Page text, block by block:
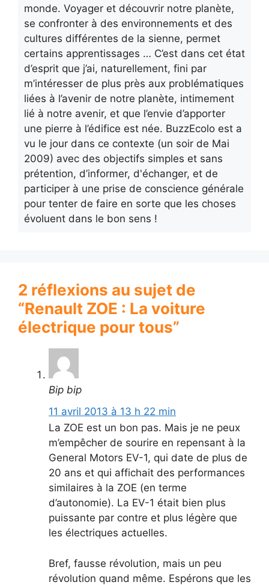
monde. Voyager et découvrir notre planète,
se confronter à des environnements et des
cultures différentes de la sienne, permet
certains apprentissages … C’est dans cet état
d’esprit que j’ai, naturellement, fini par
m’intéresser de plus près aux problématiques
liées à l’avenir de notre planète, intimement
lié à notre avenir, et que l’envie d’apporter
une pierre à l’édifice est née. BuzzEcolo est a
vu le jour dans ce contexte (un soir de Mai
2009) avec des objectifs simples et sans
prétention, d’informer, d'échanger, et de
participer à une prise de conscience générale
pour tenter de faire en sorte que les choses
évoluent dans le bon sens !
2 réflexions au sujet de
“Renault ZOE : La voiture
électrique pour tous”
Bip bip
11 avril 2013 à 13 h 22 min
La ZOE est un bon pas. Mais je ne peux
m’empêcher de sourire en repensant à la
General Motors EV-1, qui date de plus de
20 ans et qui affichait des performances
similaires à la ZOE (en terme
d’autonomie). La EV-1 était bien plus
puissante par contre et plus légère que
les électriques actuelles.
Bref, fausse révolution, mais un peu
révolution quand même. Espérons que les